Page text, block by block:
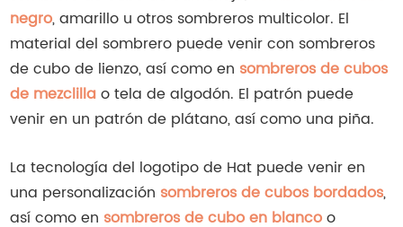
negro, amarillo u otros sombreros multicolor. El
material del sombrero puede venir con sombreros
de cubo de lienzo, así como en sombreros de cubos
de mezclillao tela de algodón. El patrón puede
venir en un patrón de plátano, así como una piña.
La tecnología del logotipo de Hat puede venir en
una personalización sombreros de cubos bordados,
así como en sombreros de cubo en blancoo